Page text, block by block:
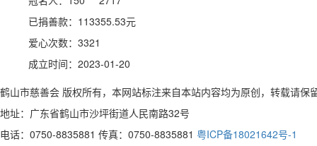
已捐善款： 113355.53元
爱心次数：3321
成立时间：2023-01-20
鹤山市慈善会 版权所有，本网站标注来自本站内容均为原创，转载请保
地址：广东省鹤山市沙坪街道人民南路32号
电话：0750-8835881 传真：0750-8835881 粤ICP备18021642号-1